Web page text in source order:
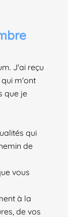
J'ai reçu
m'ont
que je
qui
de
vous
à la
de vos